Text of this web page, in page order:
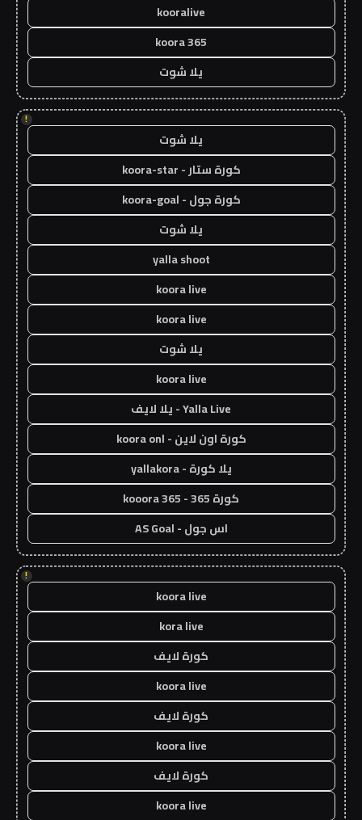
kooralive
koora 365
يلا شوت
!
يلا شوت
كورة ستار - koora-star
كورة جول - koora-goal
يلا شوت
yalla shoot
koora live
koora live
يلا شوت
koora live
Yalla Live - يلا لايف
كورة اون لاين - koora onl
يلا كورة - yallakora
كورة 365 - kooora 365
اس جول - AS Goal
!
koora live
kora live
كورة لايف
koora live
كورة لايف
koora live
كورة لايف
koora live